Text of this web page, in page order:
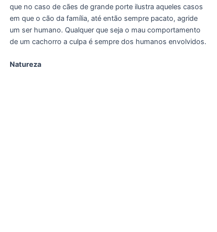
que no caso de cães de grande porte ilustra aqueles casos
em que o cão da família, até então sempre pacato, agride
um ser humano. Qualquer que seja o mau comportamento
de um cachorro a culpa é sempre dos humanos envolvidos.
Natureza